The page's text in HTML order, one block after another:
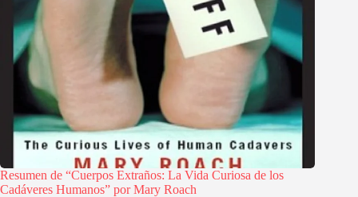
Resumen de “Cuerpos Extraños: La Vida Curiosa de los
Cadáveres Humanos” por Mary Roach